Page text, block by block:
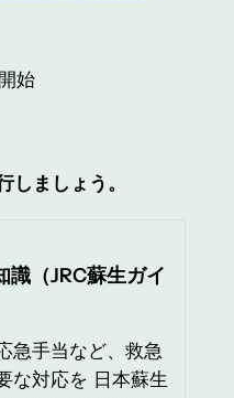
始
しましょう。
識（JRC蘇生ガイ
急手当など、救急
な対応を 日本蘇生